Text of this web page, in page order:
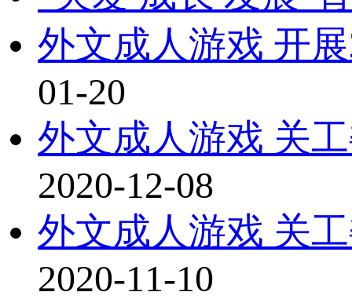
外文成人游戏 开
01-20
外文成人游戏 关
2020-12-08
外文成人游戏 关
2020-11-10